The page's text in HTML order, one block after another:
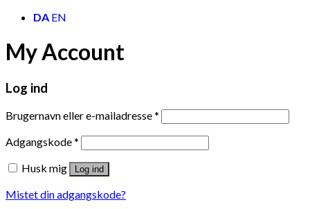
DA EN
My Account
Log ind
Brugernavn eller e-mailadresse*
Adgangskode*
Husk mig
Log ind
Mistet din adgangskode?